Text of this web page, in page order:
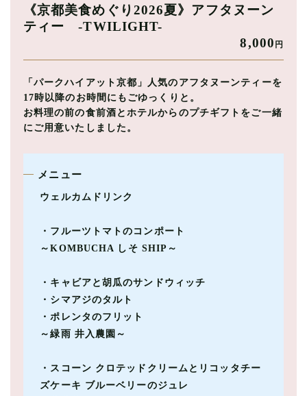
《京都美食めぐり2026夏》アフタヌーン
ティー -TWILIGHT-
8,000 円
「パークハイアット京都」人気のアフタヌーンティーを
17時以降のお時間にもごゆっくりと。
お料理の前の食前酒とホテルからのプチギフトをご一緒
にご用意いたしました。
メニュー
ウェルカムドリンク
・フルーツトマトのコンポート ​
～KOMBUCHA しそ SHIP～
・キャビアと胡瓜のサンドウィッチ​
・シマアジのタルト ​
・ポレンタのフリット ​
～緑雨 井入農園～
・スコーン クロテッドクリームとリコッタチー
ズケーキ ブルーベリーのジュレ​